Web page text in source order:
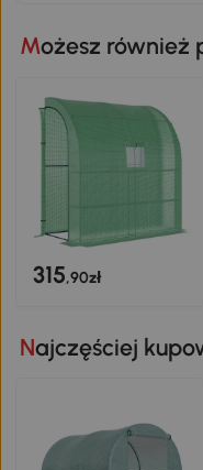
Możesz
315,90zł
Najczęściej